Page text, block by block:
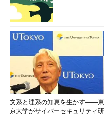
文系と理系の知恵を生かす――東
京大学がサイバーセキュリティ研